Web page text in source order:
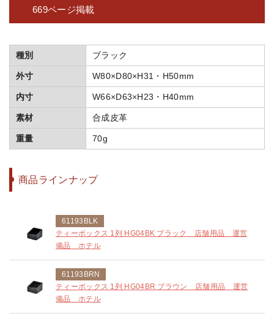
669ページ掲載
種別 ブラック
外寸 W80×D80×H31・H50mm
内寸 W66×D63×H23・H40mm
素材 合成皮革
重量 70g
商品ラインナップ
61193BLK
ティーボックス 1列 HG04BK ブラック 店舗用品 運営
備品 ホテル
61193BRN
ティーボックス 1列 HG04BR ブラウン 店舗用品 運営
備品 ホテル